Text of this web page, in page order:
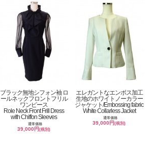
ブラック無地シフォン袖 ロ
ールネックフロントフリル
ワンピース
Role Neck Front Frill Dress
with Chiffon Sleeves
通常価格
39,000円(税別)
エレガントなエンボス加工
生地のホワイトノーカラー
ジャケット/Embossing fabric
White Collarless Jacket
通常価格
39,000円(税別)